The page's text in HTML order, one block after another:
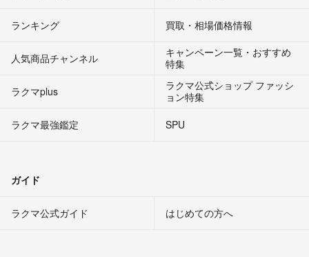
ランキング 買取・相場価格情報
人気商品チャンネル
キャンペーン一覧・おすすめ
特集
ラクマplus
ラクマ公式ショップ ファッシ
ョン特集
ラクマ最強鑑定
SPU
ガイド
ラクマ公式ガイド はじめての方へ